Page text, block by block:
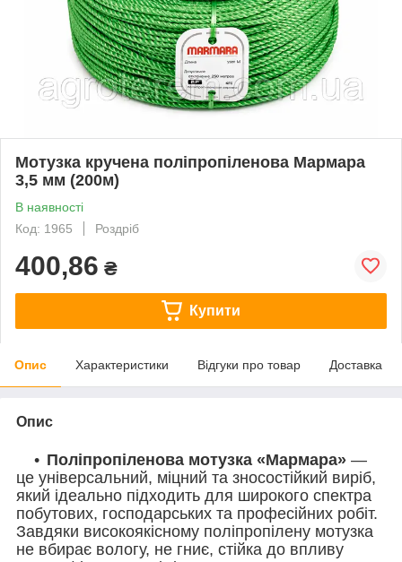
Мотузка кручена поліпропіленова Мармара
3,5 мм (200м)
В наявності
Код: 1965
Роздріб
400,86 ₴
Купити
Опис Характеристики Відгуки про товар Доставка
Опис
Поліпропіленова мотузка «Мармара» —
це універсальний, міцний та зносостійкий виріб,
який ідеально підходить для широкого спектра
побутових, господарських та професійних робіт.
Завдяки високоякісному поліпропілену мотузка
не вбирає вологу, не гниє, стійка до впливу